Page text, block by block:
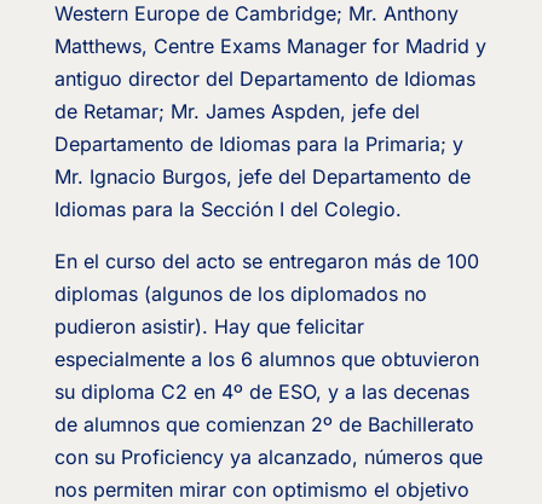
Western Europe de Cambridge; Mr. Anthony
Matthews, Centre Exams Manager for Madrid y
antiguo director del Departamento de Idiomas
de Retamar; Mr. James Aspden, jefe del
Departamento de Idiomas para la Primaria; y
Mr. Ignacio Burgos, jefe del Departamento de
Idiomas para la Sección I del Colegio.
En el curso del acto se entregaron más de 100
diplomas (algunos de los diplomados no
pudieron asistir). Hay que felicitar
especialmente a los 6 alumnos que obtuvieron
su diploma C2 en 4º de ESO, y a las decenas
de alumnos que comienzan 2º de Bachillerato
con su Proficiency ya alcanzado, números que
nos permiten mirar con optimismo el objetivo